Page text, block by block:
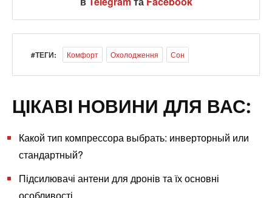
#ТЕГИ: Комфорт Охолодження Сон
ЦІКАВІ НОВИНИ ДЛЯ ВАС:
Какой тип компрессора выбрать: инверторный или
стандартный?
Підсилювачі антени для дронів та їх основні
особливості